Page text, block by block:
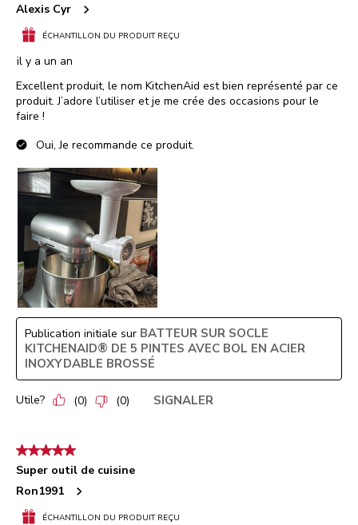
Alexis Cyr
ÉCHANTILLON DU PRODUIT REÇU
il y a un an
Excellent produit, le nom KitchenAid est bien représenté par ce
produit. J’adore l’utiliser et je me crée des occasions pour le
faire !
Oui, Je recommande ce produit.
Publication initiale sur BATTEUR SUR SOCLE
KITCHENAID® DE 5 PINTES AVEC BOL EN ACIER
INOXYDABLE BROSSÉ
Utile? (0) (0) SIGNALER
5 étoile(s) sur 5.
Super outil de cuisine
Ron1991
ÉCHANTILLON DU PRODUIT REÇU